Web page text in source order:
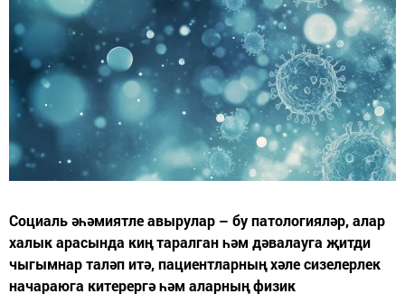
Социаль әһәмиятле авырулар – бу патологияләр, алар
халык арасында киң таралган һәм дәвалауга җитди
чыгымнар таләп итә, пациентларның хәле сизелерлек
начараюга китерергә һәм аларның физик